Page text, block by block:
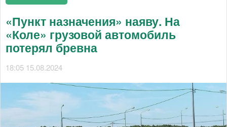
«Пункт назначения» наяву. На
«Коле» грузовой автомобиль
потерял бревна
18:05 15.08.2024